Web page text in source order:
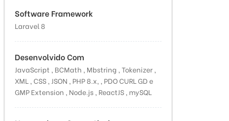
Software Framework
Laravel 8
Desenvolvido Com
JavaScript , BCMath , Mbstring , Tokenizer ,
XML , CSS , JSON , PHP 8.x, , PDO CURL GD e
GMP Extension , Node.js , ReactJS , mySQL